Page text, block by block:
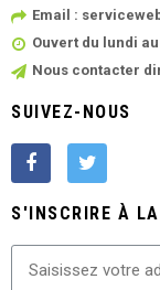
Email :
Ouvert du lundi
Nous contacter
SUIVEZ-NOUS
S'INSCRIRE À